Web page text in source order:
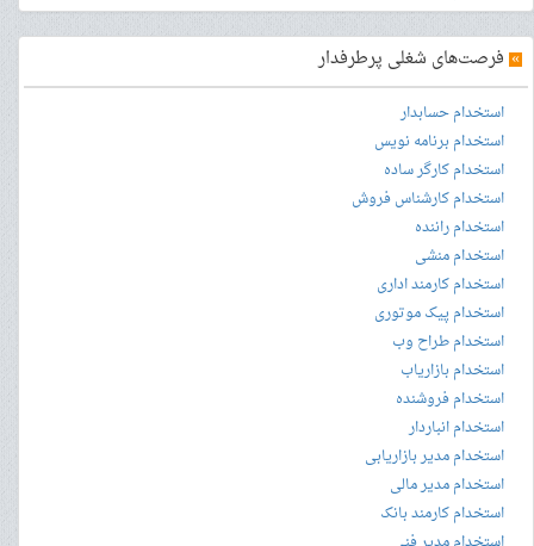
» فرصت‌های شغلی پرطرفدار
استخدام حسابدار
استخدام برنامه نویس
استخدام کارگر ساده
استخدام کارشناس فروش
استخدام راننده
استخدام منشی
استخدام کارمند اداری
استخدام پیک موتوری
استخدام طراح وب
استخدام بازاریاب
استخدام فروشنده
استخدام انباردار
استخدام مدیر بازاریابی
استخدام مدیر مالی
استخدام کارمند بانک